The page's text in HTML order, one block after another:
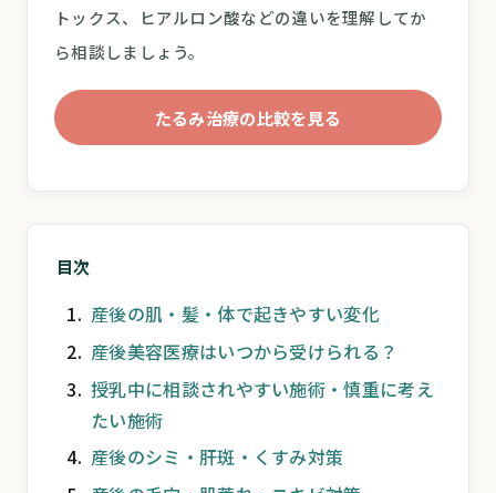
トックス、ヒアルロン酸などの違いを理解してか
ら相談しましょう。
たるみ治療の比較を見る
目次
産後の肌・髪・体で起きやすい変化
産後美容医療はいつから受けられる？
授乳中に相談されやすい施術・慎重に考え
たい施術
産後のシミ・肝斑・くすみ対策